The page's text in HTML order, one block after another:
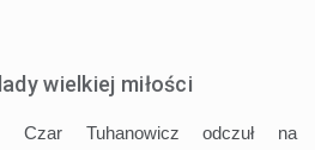
wielkiej miłości
Czar Tuhanowicz odczuł na